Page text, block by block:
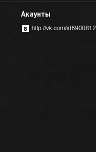
Акаунты
http://vk.com/id6900812